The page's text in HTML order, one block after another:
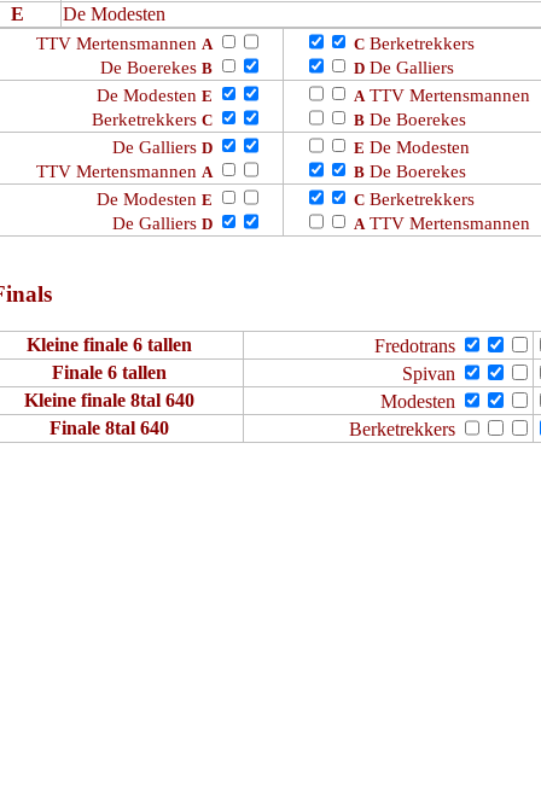
E
De Modesten
TTV Mertensmannen A
De Boerekes B
C Berketrekkers
D De Galliers
De Modesten E
Berketrekkers C
A TTV Mertensmannen
B De Boerekes
De Galliers D
TTV Mertensmannen A
E De Modesten
B De Boerekes
De Modesten E
De Galliers D
C Berketrekkers
A TTV Mertensmannen
Kleine finale 6 tallen
Fredotrans
Finale 6 tallen
Spivan
Kleine finale 8tal 640
Modesten
Finale 8tal 640
Berketrekkers